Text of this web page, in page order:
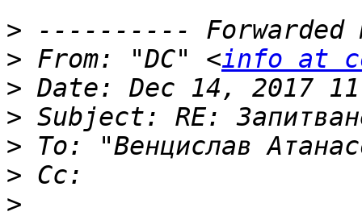
>
> From: "DC" <info at
>
>
> To: "Венцислав
>
>